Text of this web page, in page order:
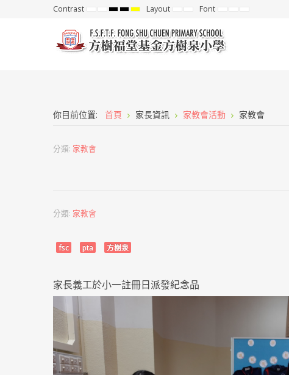
Contrast Default
NightHigh
White
mode
High
Yellow
mode
High
Black
mode
Layout FixedWideFont SetSetSet
你目前位置: 首頁 家長資訊 家教會活動 家教會
分類: 家教會
分類: 家教會
fsc pta 方樹泉
家長義工於小一註冊日派發紀念品